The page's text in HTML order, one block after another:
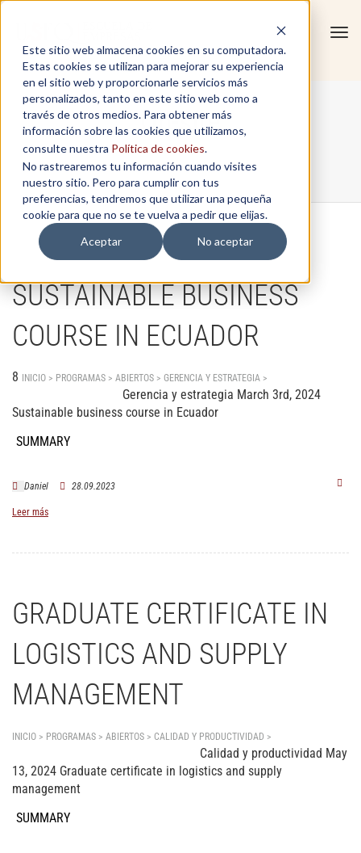
Este sitio web almacena cookies en su computadora.
Estas cookies se utilizan para mejorar su experiencia
en el sitio web y proporcionarle servicios más
personalizados, tanto en este sitio web como a
través de otros medios. Para obtener más
información sobre las cookies que utilizamos,
consulte nuestra Política de cookies.
No rastrearemos tu información cuando visites
nuestro sitio. Pero para cumplir con tus
preferencias, tendremos que utilizar una pequeña
cookie para que no se te vuelva a pedir que elijas.
Aceptar
No aceptar
On-site
Home / On-site
SUSTAINABLE BUSINESS
COURSE IN ECUADOR
8 INICIO > PROGRAMAS > ABIERTOS > GERENCIA Y ESTRATEGIA >
Gerencia y estrategia March 3rd, 2024
Sustainable business course in Ecuador
SUMMARY
Daniel 28.09.2023
Leer más
GRADUATE CERTIFICATE IN
LOGISTICS AND SUPPLY
MANAGEMENT
INICIO > PROGRAMAS > ABIERTOS > CALIDAD Y PRODUCTIVIDAD >
Calidad y productividad May
13, 2024 Graduate certificate in logistics and supply
management
SUMMARY